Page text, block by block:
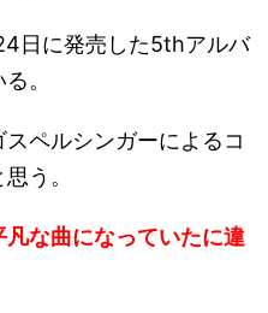
日に発売した5thアルバ
。
ペルシンガーによるコ
う。
な曲になっていたに違